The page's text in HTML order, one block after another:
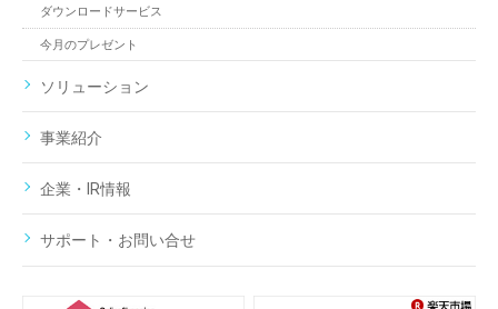
ダウンロードサービス
今月のプレゼント
ソリューション
事業紹介
企業・IR情報
サポート・お問い合せ